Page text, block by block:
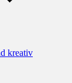
kreativ